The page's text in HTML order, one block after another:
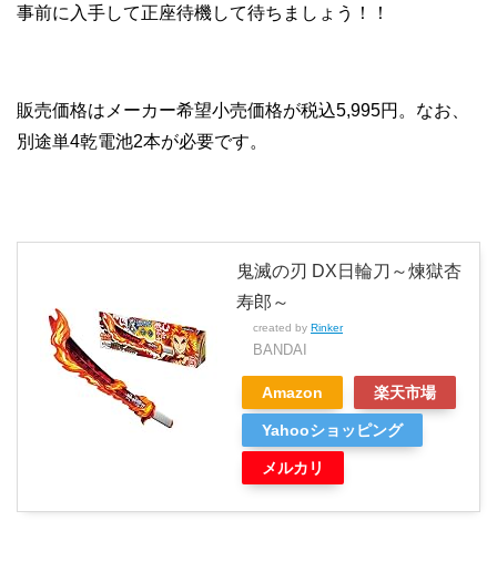
事前に入手して正座待機して待ちましょう！！
販売価格はメーカー希望小売価格が税込5,995円。なお、
別途単4乾電池2本が必要です。
鬼滅の刃 DX日輪刀～煉獄杏
寿郎～
created by Rinker
BANDAI
Amazon 楽天市場
Yahooショッピング
メルカリ